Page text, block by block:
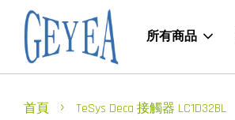
所有商品
首頁 › TeSys Deca 接觸器 LC1D32BL